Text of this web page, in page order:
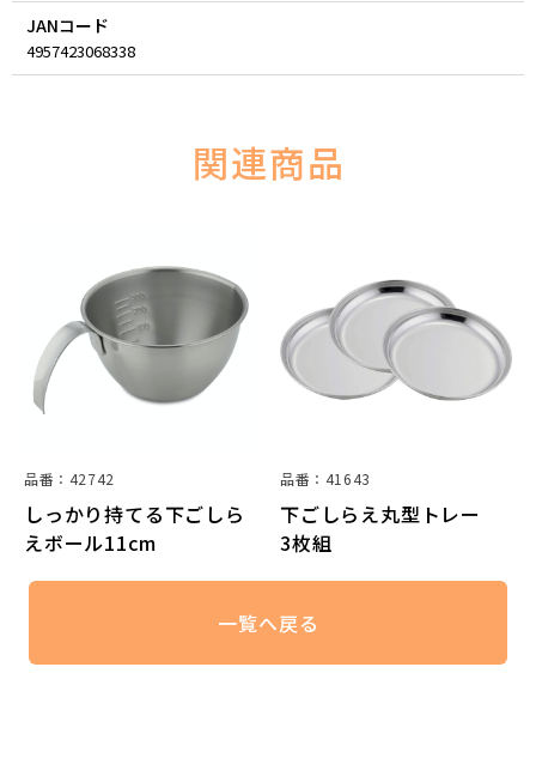
JANコード
4957423068338
関連商品
しっかり持てる下ごしら
えボール11cm
品番：42742
下ごしらえ丸型トレー
3枚組
品番：41643
一覧へ戻る